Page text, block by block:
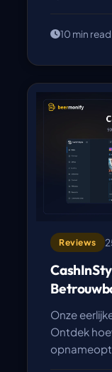
10 min read
Reviews
Onze
Ontdek